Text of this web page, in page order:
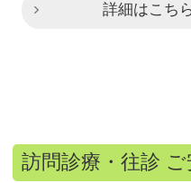
詳細はこち
訪問診療・往診